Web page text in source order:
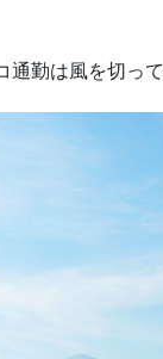
通勤は風を切っ